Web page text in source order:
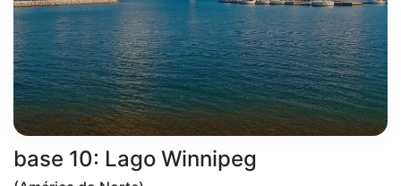
base 10: Lago Winnipeg